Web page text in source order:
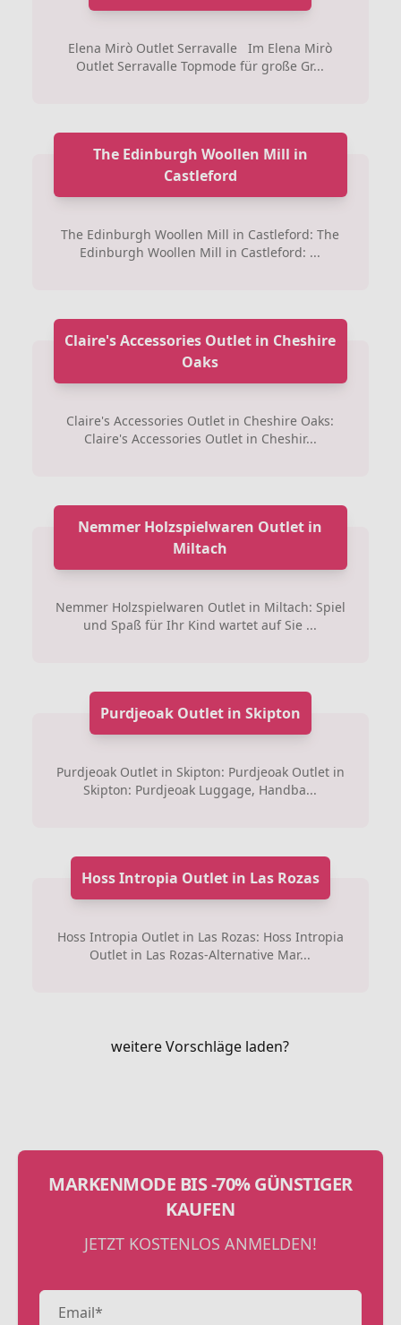
Elena Mirò Outlet Serravalle Im Elena Mirò
Outlet Serravalle Topmode für große Gr...
The Edinburgh Woollen Mill in
Castleford
The Edinburgh Woollen Mill in Castleford: The
Edinburgh Woollen Mill in Castleford: ...
Claire's Accessories Outlet in Cheshire
Oaks
Claire's Accessories Outlet in Cheshire Oaks:
Claire's Accessories Outlet in Cheshir...
Nemmer Holzspielwaren Outlet in
Miltach
Nemmer Holzspielwaren Outlet in Miltach: Spiel
und Spaß für Ihr Kind wartet auf Sie ...
Purdjeoak Outlet in Skipton
Purdjeoak Outlet in Skipton: Purdjeoak Outlet in
Skipton: Purdjeoak Luggage, Handba...
Hoss Intropia Outlet in Las Rozas
Hoss Intropia Outlet in Las Rozas: Hoss Intropia
Outlet in Las Rozas-Alternative Mar...
weitere Vorschläge laden?
MARKENMODE BIS -70% GÜNSTIGER
KAUFEN
JETZT KOSTENLOS ANMELDEN!